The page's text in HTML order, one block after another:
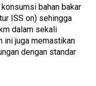
bahan bakar
ISS on) sehingga
dalam sekali
ini juga memastikan
dengan standar